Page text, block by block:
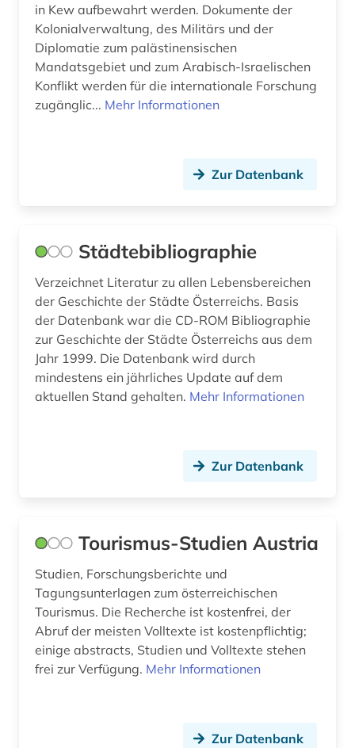
frankreich (1)
franziszeischer kataster (1)
frau (1)
frauenrecht (1)
friedhof (3)
galerie (2)
galloromanistik (2)
gemeinderat (1)
gemeindeverwaltung (1)
gender studies (1)
genderforschung (1)
genealogie (8)
in Kew aufbewahrt werden. Dokumente der
Kolonialverwaltung, des Militärs und der
Diplomatie zum palästinensischen
Mandatsgebiet und zum Arabisch-Israelischen
Konflikt werden für die internationale Forschung
zugänglic... Mehr Informationen
Zur Datenbank
Städtebibliographie
Verzeichnet Literatur zu allen Lebensbereichen
der Geschichte der Städte Österreichs. Basis
der Datenbank war die CD-ROM Bibliographie
zur Geschichte der Städte Österreichs aus dem
Jahr 1999. Die Datenbank wird durch
mindestens ein jährliches Update auf dem
aktuellen Stand gehalten. Mehr Informationen
Zur Datenbank
Tourismus-Studien Austria
Studien, Forschungsberichte und
Tagungsunterlagen zum österreichischen
Tourismus. Die Recherche ist kostenfrei, der
Abruf der meisten Volltexte ist kostenpflichtig;
einige abstracts, Studien und Volltexte stehen
frei zur Verfügung. Mehr Informationen
Zur Datenbank